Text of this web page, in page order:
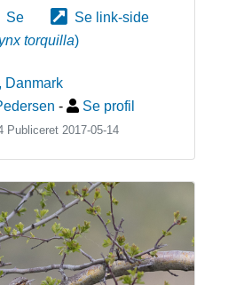
Se
Se link-side
torquilla)
, Danmark
- Se profil
Publiceret 2017-05-14